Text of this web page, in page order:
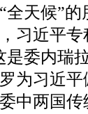
天候”的
习近平
是委内瑞
为习近
中两国